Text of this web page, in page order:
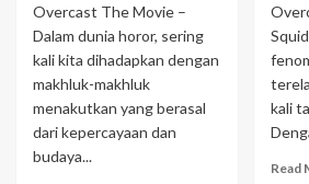
Overcast The Movie –
Dalam dunia horor, sering
kali kita dihadapkan dengan
makhluk-makhluk
menakutkan yang berasal
dari kepercayaan dan
budaya...
kali
Read